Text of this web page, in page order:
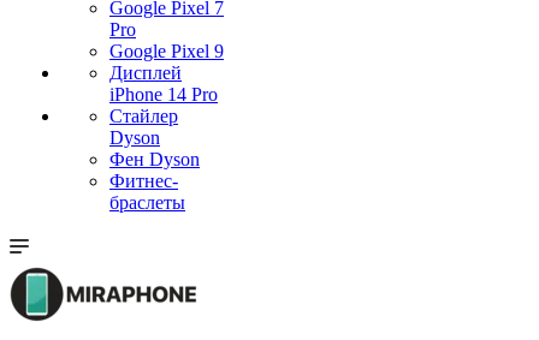
Google Pixel 7
Pro
Google Pixel 9
Дисплей
iPhone 14 Pro
Стайлер
Dyson
Фен Dyson
Фитнес-
браслеты